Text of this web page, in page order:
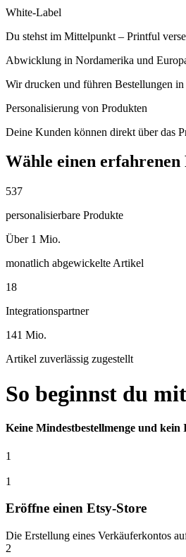
White-Label
Du stehst im Mittelpunkt – Printful
Abwicklung in Nordamerika und
Wir drucken und führen Bestellungen
Personalisierung von Produkten
Deine Kunden können direkt über das
Wähle einen
537
personalisierbare Produkte
Über 1 Mio.
monatlich abgewickelte Artikel
18
Integrationspartner
141 Mio.
Artikel zuverlässig zugestellt
So beginnst du
Keine Mindestbestellmenge und
1
1
Eröffne einen Etsy-Store
Die Erstellung eines Verkäuferkontos
2